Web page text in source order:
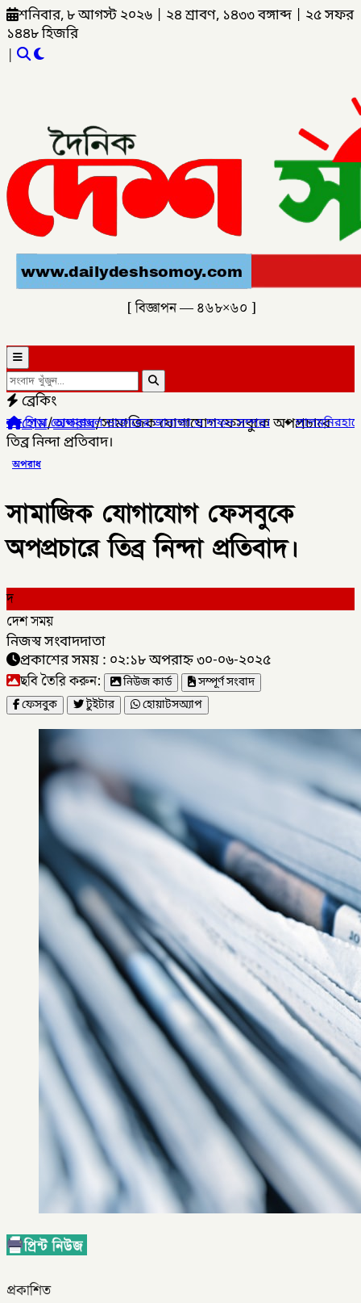
শনিবার, ৮ আগস্ট ২০২৬ ২৪ শ্রাবণ, ১৪৩৩ বঙ্গাব্দ
২৫ সফর
১৪৪৮ হিজরি
|
[ বিজ্ঞাপন — ৪৬৮×৬০ ]
ব্রেকিং
ডাক্তারের জানাজা ও দাফন সম্পন্ন।✦লালমনিরহাটের ৫ উপজেলার
হোম/অপরাধ/সামাজিক যোগাযোগ ফেসবুকে অপপ্রচারে
তিব্র নিন্দা প্রতিবাদ।
অপরাধ
সামাজিক যোগাযোগ ফেসবুকে
অপপ্রচারে তিব্র নিন্দা প্রতিবাদ।
দ
দেশ সময়
নিজস্ব সংবাদদাতা
প্রকাশের সময় : ০২:১৮ অপরাহ্ন ৩০-০৬-২০২৫
ছবি তৈরি করুন: নিউজ কার্ড
সম্পূর্ণ সংবাদ
ফেসবুক
টুইটার হোয়াটসঅ্যাপ
প্রকাশিত